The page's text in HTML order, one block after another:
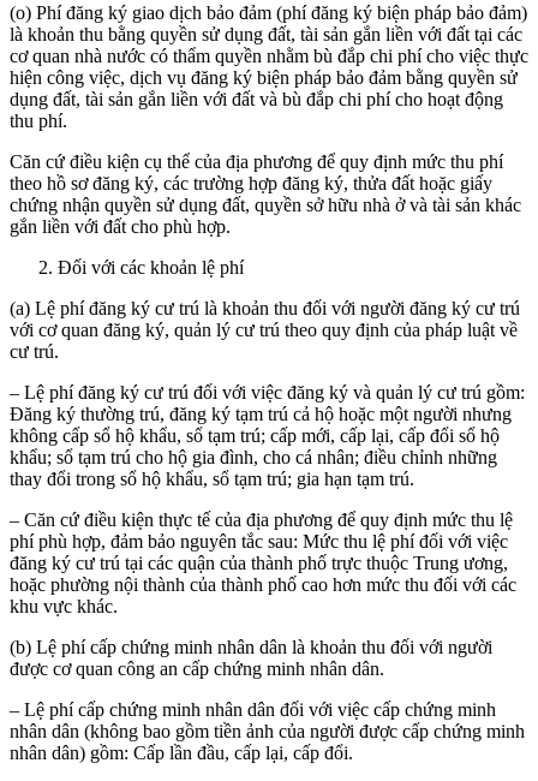
(o) Phí đăng ký giao dịch bảo đảm (phí đăng ký biện pháp bảo đảm)
là khoản thu bằng quyền sử dụng đất, tài sản gắn liền với đất tại các
cơ quan nhà nước có thẩm quyền nhằm bù đắp chi phí cho việc thực
hiện công việc, dịch vụ đăng ký biện pháp bảo đảm bằng quyền sử
dụng đất, tài sản gắn liền với đất và bù đắp chi phí cho hoạt động
thu phí.
Căn cứ điều kiện cụ thể của địa phương để quy định mức thu phí
theo hồ sơ đăng ký, các trường hợp đăng ký, thửa đất hoặc giấy
chứng nhận quyền sử dụng đất, quyền sở hữu nhà ở và tài sản khác
gắn liền với đất cho phù hợp.
Đối với các khoản lệ phí
(a) Lệ phí đăng ký cư trú là khoản thu đối với người đăng ký cư trú
với cơ quan đăng ký, quản lý cư trú theo quy định của pháp luật về
cư trú.
– Lệ phí đăng ký cư trú đối với việc đăng ký và quản lý cư trú gồm:
Đăng ký thường trú, đăng ký tạm trú cả hộ hoặc một người nhưng
không cấp sổ hộ khẩu, sổ tạm trú; cấp mới, cấp lại, cấp đổi sổ hộ
khẩu; sổ tạm trú cho hộ gia đình, cho cá nhân; điều chỉnh những
thay đổi trong sổ hộ khẩu, sổ tạm trú; gia hạn tạm trú.
– Căn cứ điều kiện thực tế của địa phương để quy định mức thu lệ
phí phù hợp, đảm bảo nguyên tắc sau: Mức thu lệ phí đối với việc
đăng ký cư trú tại các quận của thành phố trực thuộc Trung ương,
hoặc phường nội thành của thành phố cao hơn mức thu đối với các
khu vực khác.
(b) Lệ phí cấp chứng minh nhân dân là khoản thu đối với người
được cơ quan công an cấp chứng minh nhân dân.
– Lệ phí cấp chứng minh nhân dân đối với việc cấp chứng minh
nhân dân (không bao gồm tiền ảnh của người được cấp chứng minh
nhân dân) gồm: Cấp lần đầu, cấp lại, cấp đổi.